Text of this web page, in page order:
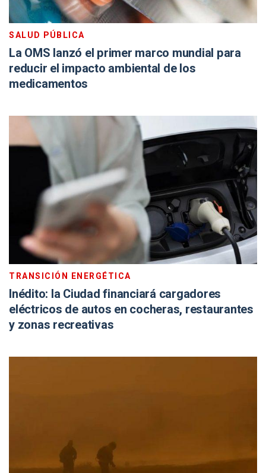
SALUD PÚBLICA
La OMS lanzó el primer marco mundial para
reducir el impacto ambiental de los
medicamentos
TRANSICIÓN ENERGÉTICA
Inédito: la Ciudad financiará cargadores
eléctricos de autos en cocheras, restaurantes
y zonas recreativas